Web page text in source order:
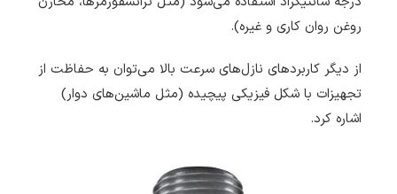
روغن روان کاری و غیره).
از دیگر کاربردهای نازل‌های سرعت بالا می‌توان به حفاظت از
تجهیزات با شکل فیزیکی پیچیده (مثل ماشین‌های دوار)
اشاره کرد.